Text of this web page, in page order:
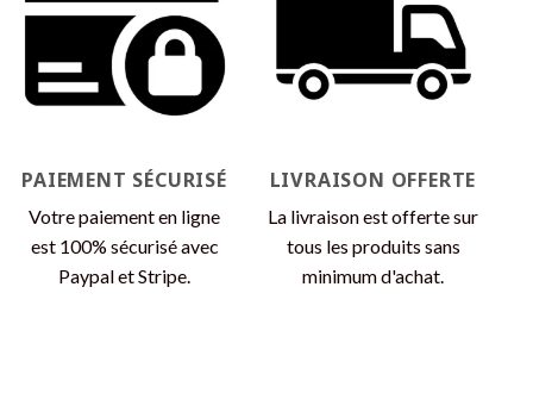
peuvent
être
choisies
sur
du
produit
options
peuvent
être
choisies
du
produit
PAIEMENT SÉCURISÉ
Votre paiement en ligne
est 100% sécurisé avec
Paypal et Stripe.
LIVRAISON OFFERTE
La livraison est offerte sur
tous les produits sans
minimum d'achat.